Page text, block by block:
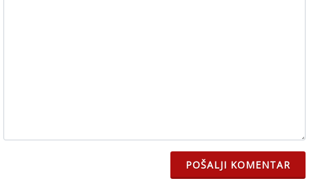
POŠALJI KOMENTAR